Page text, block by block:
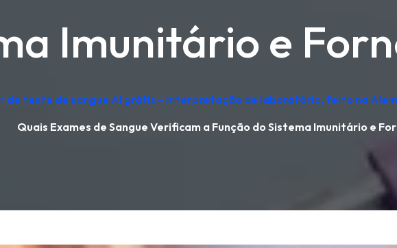
Imunitário e
de teste de sangue AI grátis – Interpretação de laboratório, feito na
Quais Exames de Sangue Verificam a Função do Sistema Imunitário e